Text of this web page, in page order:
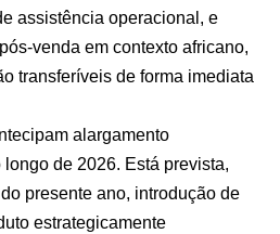
assistência operacional, e
venda em contexto africano,
transferíveis de forma imediata
alargamento
de 2026. Está prevista,
presente ano, introdução de
estrategicamente